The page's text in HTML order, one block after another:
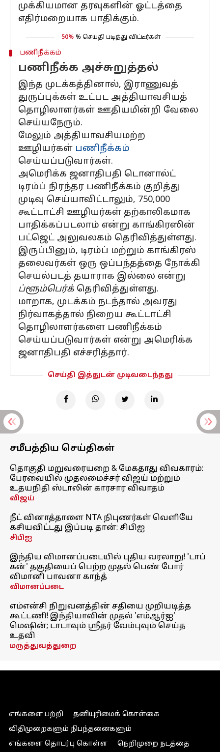
முக்கியமான தரவுகளின் ஓட்டத்தை
எதிர்மறையாக பாதிக்கும்.
50% % செய்தி படித்து விட்டீர்கள்
பணிநீக்கம்
பணிநீக்க அச்சுறுத்தல்
இந்த முடக்கத்தினால், இராணுவத்
துருப்புக்கள் உட்பட அத்தியாவசியத்
தொழிலாளர்கள் ஊதியமின்றி வேலை
செய்யநேரும்.
மேலும் அத்தியாவசியமற்ற
ஊழியர்கள் பணிநீக்கம்
செய்யப்படுவார்கள்.
அமெரிக்க ஜனாதிபதி டொனால்ட்
டிரம்ப் நிரந்தர பணிநீக்கம் குறித்து
முடிவு செய்யாவிட்டாலும், 750,000
கூட்டாட்சி ஊழியர்கள் தற்காலிகமாக
பாதிக்கப்படலாம் என்று காங்கிரஸின்
பட்ஜெட் அலுவலகம் தெரிவித்துள்ளது.
இருப்பினும், டிரம்ப் மற்றும் காங்கிரஸ்
தலைவர்கள் ஒரு ஒப்பந்தத்தை நோக்கி
செயல்படத் தயாராக இல்லை என்று
ப்ளூம்பெர்க் தெரிவித்துள்ளது.
மாறாக, முடக்கம் நடந்தால் அவரது
நிர்வாகத்தால் நிறைய கூட்டாட்சி
தொழிலாளர்களை பணிநீக்கம்
செய்யப்படுவார்கள் என்று அமெரிக்க
ஜனாதிபதி எச்சரித்தார்.
செய்தி இத்துடன் முடிவடைந்தது
சமீபத்திய செய்திகள்
தொகுதி மறுவரையறை & மேகதாது விவகாரம்:
பேரவையில் முதலமைச்சர் விஜய் மற்றும்
உதயநிதி ஸ்டாலின் காரசார விவாதம்
விஜய்
நீட் வினாத்தாளை NTA நிபுணர்கள் வெளியே
கசியவிட்டது இப்படி தான்: சிபிஐ
சிபிஐ
இந்திய விமானப்படையில் புதிய வரலாறு! 'டாப்
கன்' தகுதியைப் பெற்ற முதல் பெண் போர்
விமானி பாவனா காந்த்
விமானப்படை
எம்என்சி நிறுவனத்தின் சதியை முறியடித்த
கூட்டணி! இந்தியாவின் முதல் 'எம்ஆர்ஐ'
மெஷின்; டாடாவும் ஸ்ரீதர் வேம்புவும் செய்த
உதவி
மருத்துவத்துறை
எங்களை பற்றி
தனியுரிமைக் கொள்கை
விதிமுறைகளும் நிபந்தனைகளும்
எங்களை தொடர்பு கொள்ள
நெறிமுறை நடத்தை